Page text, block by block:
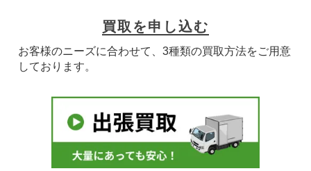
買取を申し込む
お客様のニーズに合わせて、3種類の買取方法をご用意
しております。